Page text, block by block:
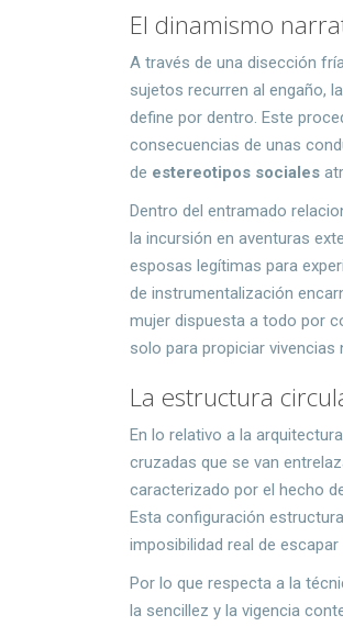
El dinamismo
A través de una disección
sujetos recurren al engaño,
define por dentro. Este
consecuencias de unas
de estereotipos sociales
Dentro del entramado
la incursión en aventuras
esposas legítimas para
de instrumentalización
mujer dispuesta a todo por
solo para propiciar vivencias
La estructura
En lo relativo a la
cruzadas que se van
caracterizado por el hecho
Esta configuración
imposibilidad real de
Por lo que respecta a la
la sencillez y la vigencia